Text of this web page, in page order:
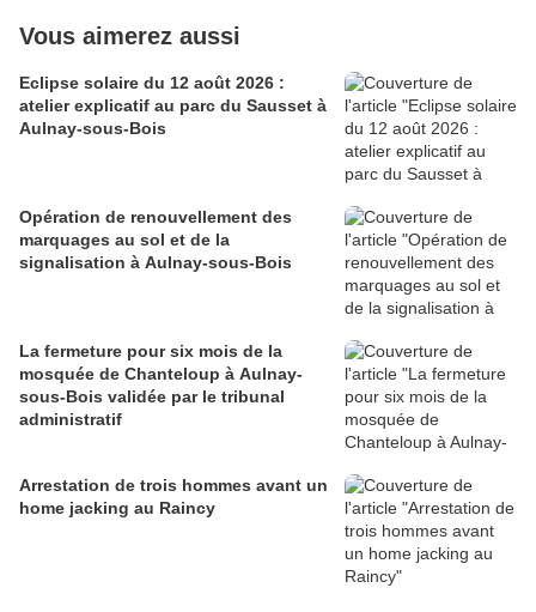
Vous aimerez aussi
Eclipse solaire du 12 août 2026 :
atelier explicatif au parc du Sausset à
Aulnay-sous-Bois
Opération de renouvellement des
marquages au sol et de la
signalisation à Aulnay-sous-Bois
La fermeture pour six mois de la
mosquée de Chanteloup à Aulnay-
sous-Bois validée par le tribunal
administratif
Arrestation de trois hommes avant un
home jacking au Raincy